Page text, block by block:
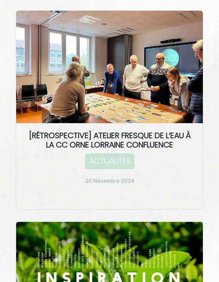
[RÉTROSPECTIVE] ATELIER FRESQUE DE L’EAU À
LA CC ORNE LORRAINE CONFLUENCE
ACTUALITÉS
20 Novembre 2024